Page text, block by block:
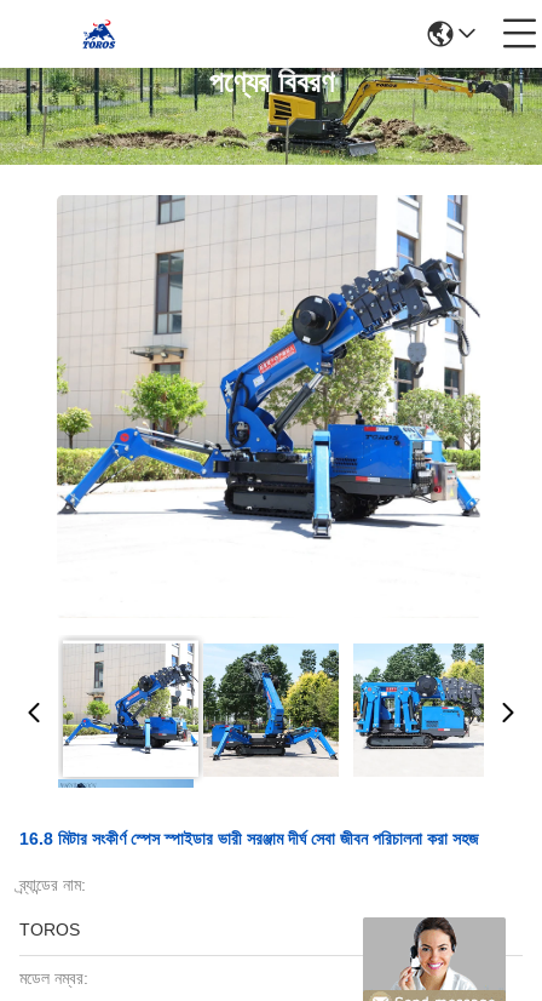
পণ্যের বিবরণ
16.8 মিটার সংকীর্ণ স্পেস স্পাইডার ভারী সরঞ্জাম দীর্ঘ সেবা জীবন পরিচালনা করা সহজ
ব্র্যান্ডের নাম:
TOROS
মডেল নম্বর: